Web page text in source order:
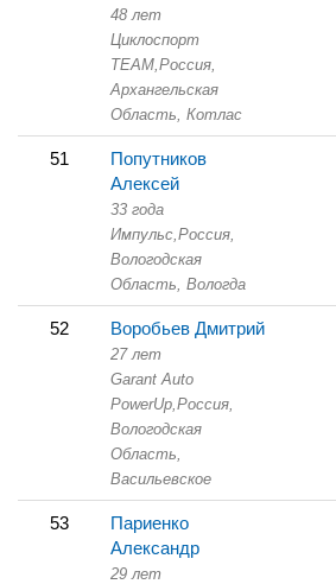
48 лет
Циклоспорт
TEAM,Россия,
Архангельская
Область, Котлас
51
Попутников
Алексей
33 года
Импульс,Россия,
Вологодская
Область, Вологда
52 Воробьев Дмитрий
27 лет
Garant Auto
PowerUp,Россия,
Вологодская
Область,
Васильевское
53
Париенко
Александр
29 лет